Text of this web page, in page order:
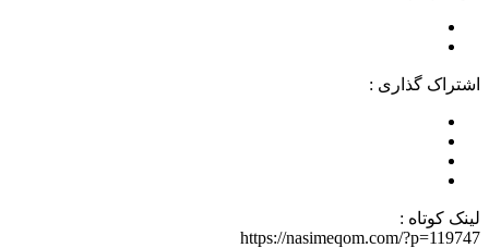
اشتراک گذاری :
لینک کوتاه :
https://nasimeqom.com/?p=119747